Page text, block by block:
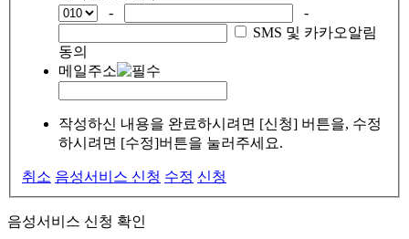
-
-
SMS 및 카카오알림
동의
메일주소
작성하신 내용을 완료하시려면 [신청] 버튼을, 수정
하시려면 [수정]버튼을 눌러주세요.
취소 음성서비스 신청 수정 신청
음성서비스 신청 확인